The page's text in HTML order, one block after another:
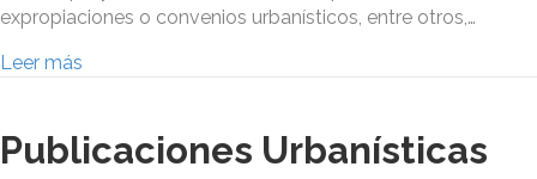
expropiaciones o convenios urbanísticos, entre otros,…
Leer más
Publicaciones Urbanísticas